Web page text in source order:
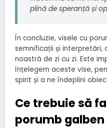
plină de speranță și
În concluzie, visele cu
semnificații și interpretări,
noastră de zi cu zi. Este
înțelegem aceste vise,
spirit și a ne îndeplini
Ce trebuie să
porumb galben